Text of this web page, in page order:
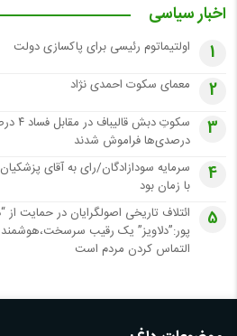
اخبار سیاسی
1 اولتیماتوم رئیسی برای پاکسازی دولت
2 معمای سکوت احمدی نژاد
3
درصدی‌ها فراموش شدند
4
سرمایه سودازادگان/رای به آقای
با زمان بود
5
ائتلاف تاریخی اصولگرایان در حمایت
پور:”دلاویز” یک رقیب
التماس کردن مردم است